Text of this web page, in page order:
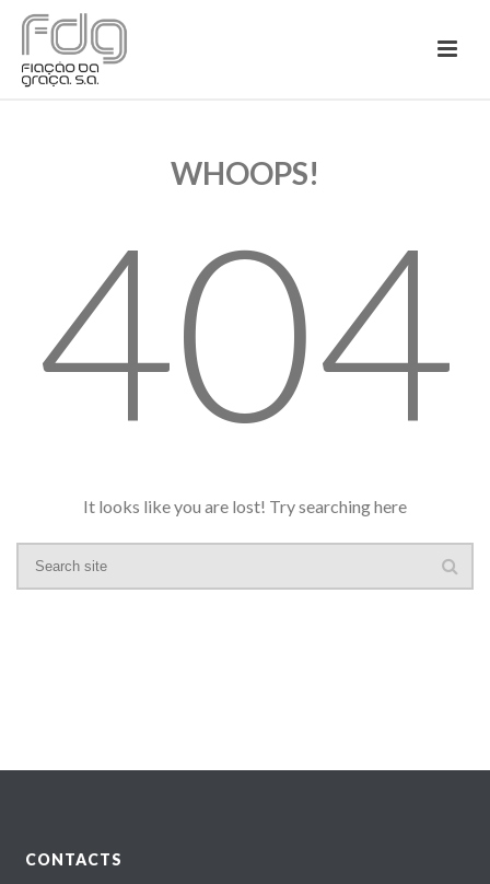
WHOOPS!
404
It looks like you are lost! Try searching here
CONTACTS